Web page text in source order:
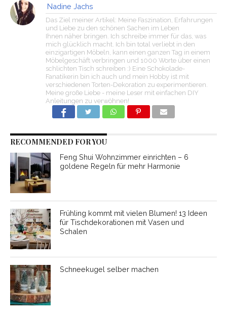
Nadine Jachs
Das Ziel meiner Artikel: Meine Faszination, Erfahrungen
und Liebe zu den schönen Sachen im Leben
Ihnen näher bringen. Ich schreibe immer für das, was
mich glücklich macht. Ich bin total verliebt in den
einzigartigen Möbeln, kann einen ganzen Tag in einem
Möbelgeschäft verbringen und 1000 Worte über einen
schlichten Tisch schreiben :) Eine Schokolade-
Fanatikerin bin ich auch und mein Hobby ist mit
verschiedenen Torten-Dekoration zu experimentieren.
Meine große Liebe - meine Leser mit einfachen DIY
Anleitungen zu verwöhnen!
RECOMMENDED FOR YOU
Feng Shui Wohnzimmer einrichten – 6
goldene Regeln für mehr Harmonie
Frühling kommt mit vielen Blumen! 13 Ideen
für Tischdekorationen mit Vasen und
Schalen
Schneekugel selber machen